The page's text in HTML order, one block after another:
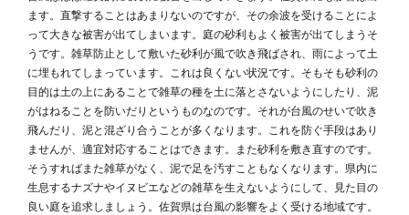
ます。直撃することはあまりないのですが、その余波を受けることによ
って大きな被害が出てしまいます。庭の砂利もよく被害が出てしまうそ
うです。雑草防止として敷いた砂利が風で吹き飛ばされ、雨によって土
に埋もれてしまっています。これは良くない状況です。そもそも砂利の
目的は土の上にあることで雑草の種を土に落とさないようにしたり、泥
がはねることを防いだりというものなのです。それが台風のせいで吹き
飛んだり、泥と混ざり合うことが多くなります。これを防ぐ手段はあり
ませんが、適宜対応することはできます。また砂利を敷き直すのです。
そうすればまた雑草がなく、泥で足を汚すこともなくなります。県内に
生息するナズナやイヌビエなどの雑草を生えないようにして、見た目の
良い庭を追求しましょう。佐賀県は台風の影響をよく受ける地域です。